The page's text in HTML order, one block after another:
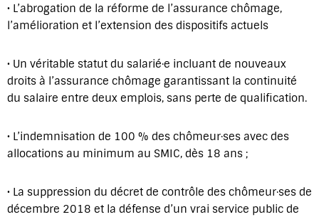
• L’abrogation de la réforme de l’assurance chômage,
l’amélioration et l’extension des dispositifs actuels
• Un véritable statut du salarié·e incluant de nouveaux
droits à l’assurance chômage garantissant la continuité
du salaire entre deux emplois, sans perte de qualification.
• L’indemnisation de 100 % des chômeur·ses avec des
allocations au minimum au SMIC, dès 18 ans ;
• La suppression du décret de contrôle des chômeur·ses de
décembre 2018 et la défense d’un vrai service public de